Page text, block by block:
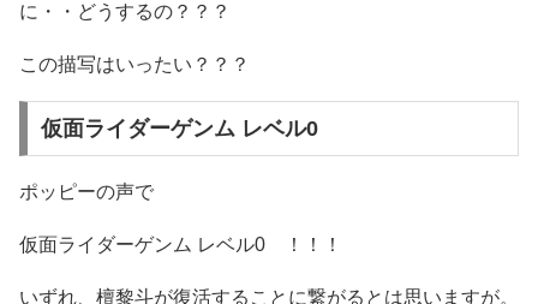
に・・どうするの？？？
この描写はいったい？？？
仮面ライダーゲンム レベル0
ポッピーの声で
仮面ライダーゲンム レベル0 ！！！
いずれ、檀黎斗が復活することに繋がるとは思いますが。